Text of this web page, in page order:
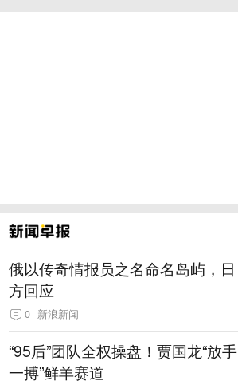
俄以传奇情报员之名命名岛屿，日
方回应
0 新浪新闻
“95后”团队全权操盘！贾国龙“放手
一搏”鲜羊赛道